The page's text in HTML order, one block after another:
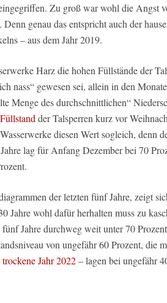
Zu groß war wohl die Angst
genau das entspricht auch der
– aus dem Jahr 2019.
Harz die hohen Füllstände der
nass“ gewesen sei, allein in den
Menge des durchschnittlichen“
der Talsperren kurz vor
diesen Wert sogleich, denn
lag für Anfang Dezember bei 70
der letzten fünf Jahre, zeigt
Jahre wohl dafür herhalten muss zu
Jahre durchweg weit unter 70
von ungefähr 60 Prozent, die
trockene Jahr 2022– lagen bei ungefähr